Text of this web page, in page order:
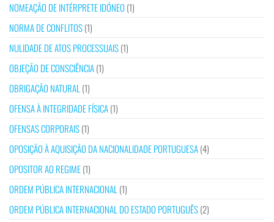
NOMEAÇÃO DE INTÉRPRETE IDÓNEO (1)
NORMA DE CONFLITOS(1)
NULIDADE DE ATOS PROCESSUAIS(1)
OBJEÇÃO DE CONSCIÊNCIA(1)
OBRIGAÇÃO NATURAL (1)
OFENSA À INTEGRIDADE FÍSICA(1)
OFENSAS CORPORAIS(1)
OPOSIÇÃO À AQUISIÇÃO DA NACIONALIDADE PORTUGUESA(4)
OPOSITOR AO REGIME(1)
ORDEM PÚBLICA INTERNACIONAL (1)
ORDEM PÚBLICA INTERNACIONAL DO ESTADO PORTUGUÊS(2)